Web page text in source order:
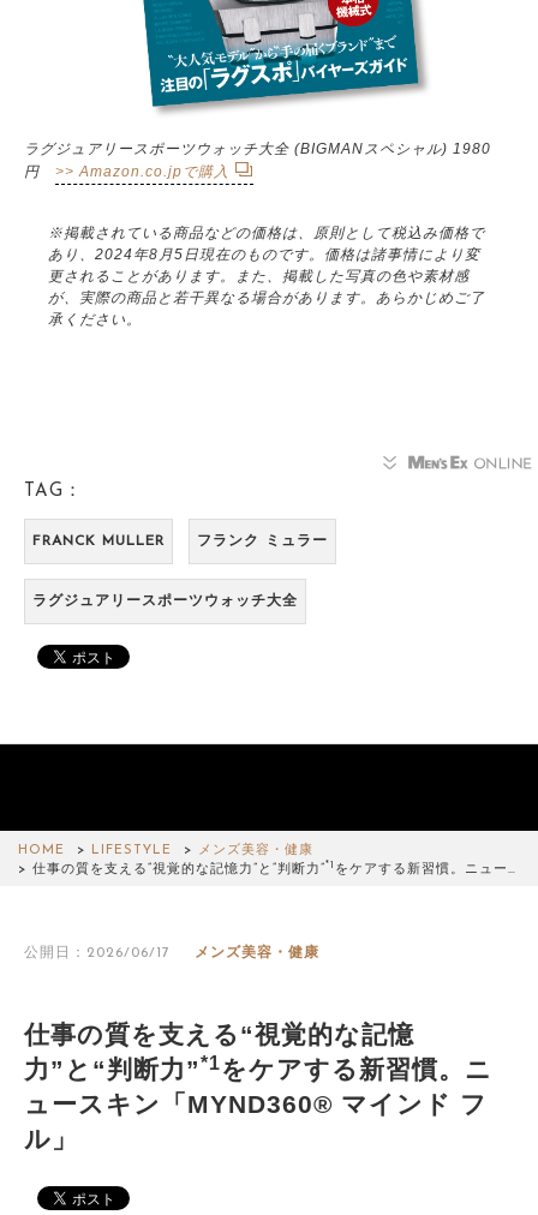
ラグジュアリースポーツウォッチ大全 (BIGMANスペシャル) 1980
円 >> Amazon.co.jpで購入
※掲載されている商品などの価格は、原則として税込み価格で
あり、2024年8月5日現在のものです。価格は諸事情により変
更されることがあります。また、掲載した写真の色や素材感
が、実際の商品と若干異なる場合があります。あらかじめご了
承ください。
TAG：
FRANCK MULLER フランク ミュラー
ラグジュアリースポーツウォッチ大全
HOME LIFESTYLE
メンズ美容・健康
仕事の質を支える“視覚的な記憶力”と“判断力”
*1 をケアする新習慣。ニュー…
公開日：2026/06/17 メンズ美容・健康
仕事の質を支える“視覚的な記憶
力”と“判断力”*1をケアする新習慣。ニ
ュースキン「MYND360® マインド フ
ル」